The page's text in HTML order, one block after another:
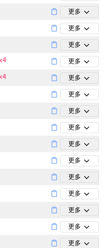
更多
更多
更多
更多
更多
更多
更多
更多
更多
更多
更多
更多
更多
更多
更多